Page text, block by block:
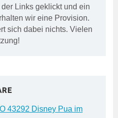
Links geklickt und ein
wir eine Provision.
sich dabei nichts. Vielen
43292 Disney Pua im